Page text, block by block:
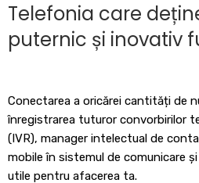
Telefonia care
puternic și inovativ
Conectarea a oricărei cantități de
înregistrarea tuturor convorbirilor
(IVR), manager intelectual de
mobile în sistemul de comunicare
utile pentru afacerea ta.